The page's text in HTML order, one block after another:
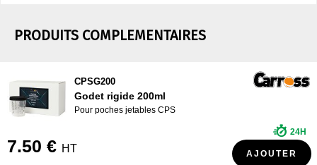
PRODUITS COMPLEMENTAIRES
CPSG200
Godet rigide 200ml
Pour poches jetables CPS
7.50 € HT
24H
AJOUTER